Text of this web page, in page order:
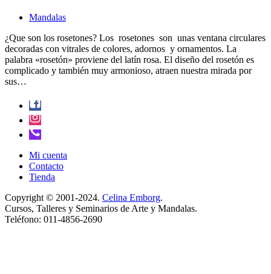
Mandalas
¿Que son los rosetones? Los rosetones son unas ventana circulares
decoradas con vitrales de colores, adornos y ornamentos. La
palabra «rosetón» proviene del latín rosa. El diseño del rosetón es
complicado y también muy armonioso, atraen nuestra mirada por
sus…
Mi cuenta
Contacto
Tienda
Copyright © 2001-2024. Celina Emborg.
Cursos, Talleres y Seminarios de Arte y Mandalas.
Teléfono: 011-4856-2690